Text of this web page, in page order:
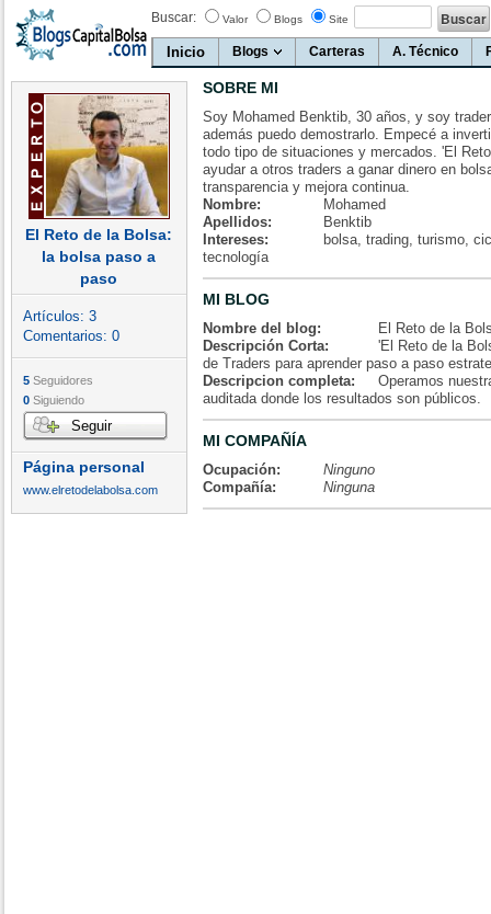
Buscar: Valor Blogs Site
Inicio Blogs Carteras A. Técnico
El Reto de la Bolsa:
la bolsa paso a
paso
Artículos: 3
Comentarios: 0
5 Seguidores
0 Siguiendo
Seguir
Página personal
www.elretodelabolsa.com
SOBRE MI
Soy Mohamed Benktib, 30 años, y soy
además puedo demostrarlo. Empecé a
todo tipo de situaciones y mercados. 'El
ayudar a otros traders a ganar dinero en
transparencia y mejora continua.
Nombre:
Mohamed
Apellidos:
Benktib
Intereses:
bolsa, trading, turismo,
tecnología
MI BLOG
Nombre del blog:
El Reto de la
Descripción Corta:
'El Reto de la
de Traders para aprender paso a paso
Descripcion completa:
Operamos
auditada donde los resultados son públicos.
MI COMPAÑÍA
Ocupación:
Ninguno
Compañía:
Ninguna